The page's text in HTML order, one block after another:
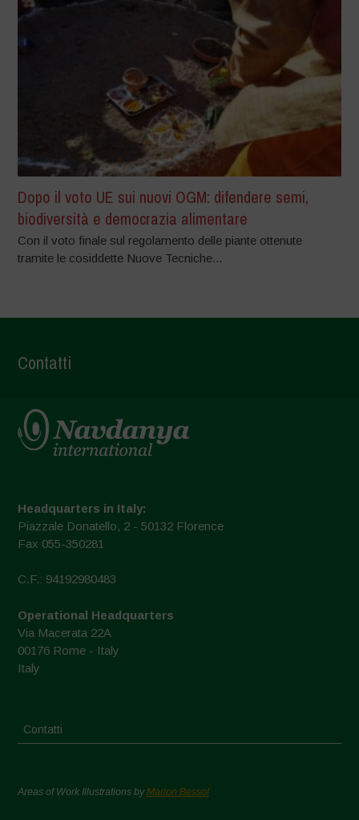
Dopo il voto UE sui nuovi OGM: difendere semi,
biodiversità e democrazia alimentare
Con il voto finale sul regolamento delle piante ottenute
tramite le cosiddette Nuove Tecniche...
Contatti
Headquarters in Italy:
Piazzale Donatello, 2 - 50132 Florence
Fax 055-350281
C.F.: 94192980483
Operational Headquarters
Via Macerata 22A
00176 Rome - Italy
Italy
Contatti
Areas of Work Illustrations byMarion Bessol